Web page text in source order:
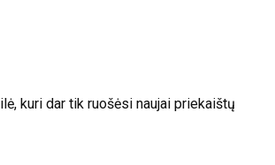
kuri dar tik ruošėsi naujai priekaištų